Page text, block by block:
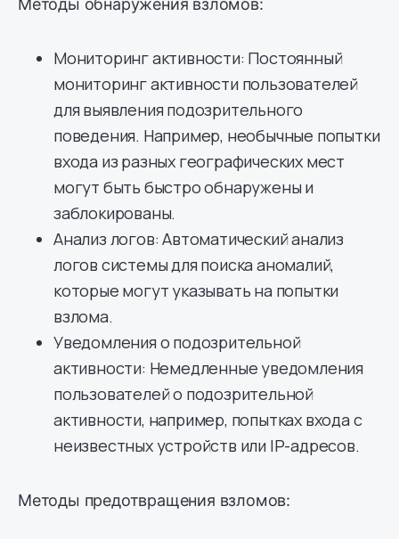
Методы обнаружения взломов:
Мониторинг активности: Постоянный
мониторинг активности пользователей
для выявления подозрительного
поведения. Например, необычные попытки
входа из разных географических мест
могут быть быстро обнаружены и
заблокированы.
Анализ логов: Автоматический анализ
логов системы для поиска аномалий,
которые могут указывать на попытки
взлома.
Уведомления о подозрительной
активности: Немедленные уведомления
пользователей о подозрительной
активности, например, попытках входа с
неизвестных устройств или IP-адресов.
Методы предотвращения взломов: